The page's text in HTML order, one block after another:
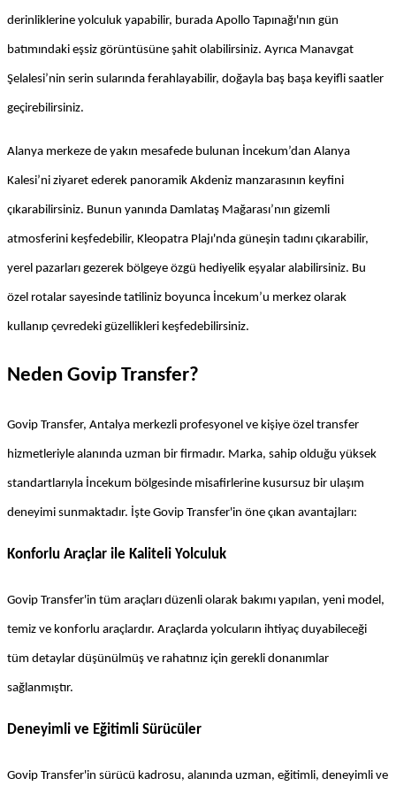
derinliklerine yolculuk yapabilir, burada Apollo Tapınağı'nın gün
batımındaki eşsiz görüntüsüne şahit olabilirsiniz. Ayrıca Manavgat
Şelalesi’nin serin sularında ferahlayabilir, doğayla baş başa keyifli saatler
geçirebilirsiniz.
Alanya merkeze de yakın mesafede bulunan İncekum’dan Alanya
Kalesi’ni ziyaret ederek panoramik Akdeniz manzarasının keyfini
çıkarabilirsiniz. Bunun yanında Damlataş Mağarası’nın gizemli
atmosferini keşfedebilir, Kleopatra Plajı'nda güneşin tadını çıkarabilir,
yerel pazarları gezerek bölgeye özgü hediyelik eşyalar alabilirsiniz. Bu
özel rotalar sayesinde tatiliniz boyunca İncekum’u merkez olarak
kullanıp çevredeki güzellikleri keşfedebilirsiniz.
Neden Govip Transfer?
Govip Transfer, Antalya merkezli profesyonel ve kişiye özel transfer
hizmetleriyle alanında uzman bir firmadır. Marka, sahip olduğu yüksek
standartlarıyla İncekum bölgesinde misafirlerine kusursuz bir ulaşım
deneyimi sunmaktadır. İşte Govip Transfer'in öne çıkan avantajları:
Konforlu Araçlar ile Kaliteli Yolculuk
Govip Transfer'in tüm araçları düzenli olarak bakımı yapılan, yeni model,
temiz ve konforlu araçlardır. Araçlarda yolcuların ihtiyaç duyabileceği
tüm detaylar düşünülmüş ve rahatınız için gerekli donanımlar
sağlanmıştır.
Deneyimli ve Eğitimli Sürücüler
Govip Transfer'in sürücü kadrosu, alanında uzman, eğitimli, deneyimli ve